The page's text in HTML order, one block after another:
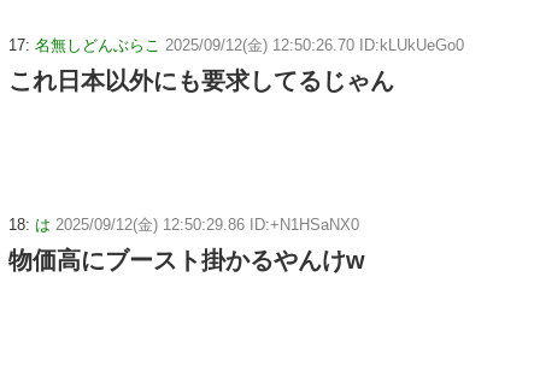
17: 名無しどんぶらこ 2025/09/12(金) 12:50:26.70 ID:kLUkUeGo0
これ日本以外にも要求してるじゃん
18: は 2025/09/12(金) 12:50:29.86 ID:+N1HSaNX0
物価高にブースト掛かるやんけw